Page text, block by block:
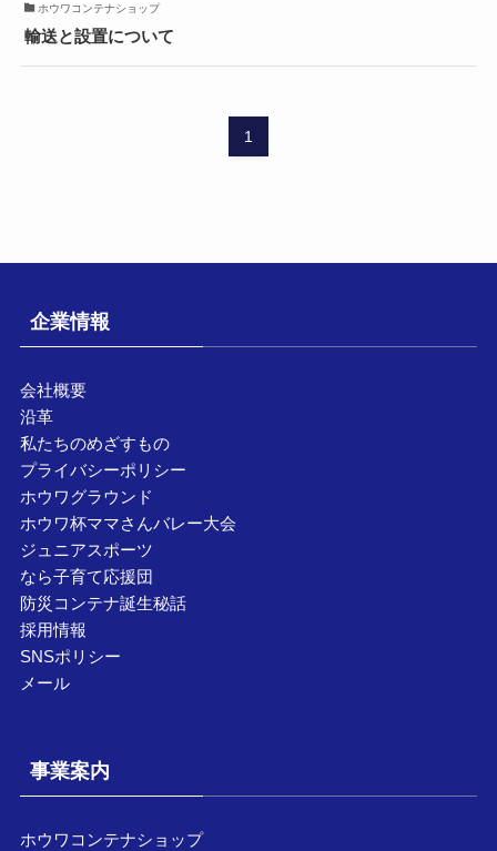
ホウワコンテナショップ
輸送と設置について
1
企業情報
会社概要
沿革
私たちのめざすもの
プライバシーポリシー
ホウワグラウンド
ホウワ杯ママさんバレー大会
ジュニアスポーツ
なら子育て応援団
防災コンテナ誕生秘話
採用情報
SNSポリシー
メール
事業案内
ホウワコンテナショップ